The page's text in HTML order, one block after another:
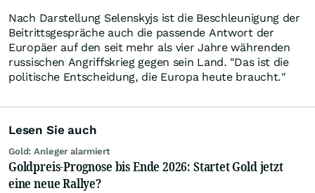
Nach Darstellung Selenskyjs ist die Beschleunigung der
Beitrittsgespräche auch die passende Antwort der
Europäer auf den seit mehr als vier Jahre währenden
russischen Angriffskrieg gegen sein Land. "Das ist die
politische Entscheidung, die Europa heute braucht."
Lesen Sie auch
Gold: Anleger alarmiert
Goldpreis-Prognose bis Ende 2026: Startet Gold jetzt
eine neue Rallye?